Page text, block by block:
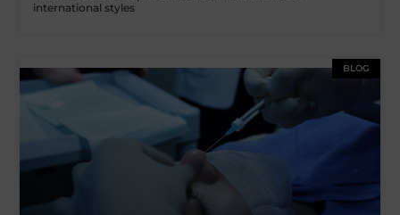
international styles
BLOG